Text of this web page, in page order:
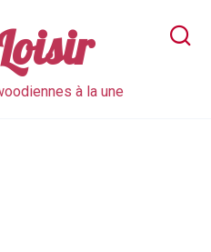
à la une